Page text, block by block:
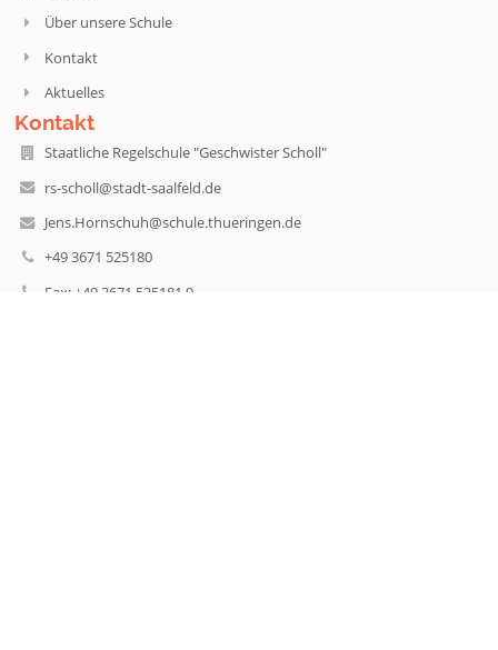
Über unsere Schule
Kontakt
Aktuelles
Kontakt
Staatliche Regelschule "Geschwister Scholl"
rs-scholl@stadt-saalfeld.de
Jens.Hornschuh@schule.thueringen.de
+49 3671 525180
Fax: +49 3671 525181 9